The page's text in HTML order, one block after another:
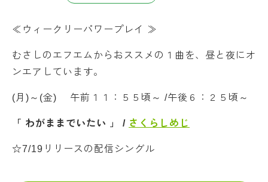
≪ウィークリーパワープレイ ≫
むさしのエフエムからおススメの１曲を、昼と夜にオ
ンエアしています。
(月)～(金) 午前１１：５５頃～ /午後６：２５頃～
「 わがままでいたい 」 / さくらしめじ
☆7/19リリースの配信シングル